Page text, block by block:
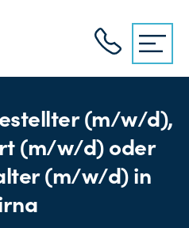
(m/w/d),
(m/w/d) oder
(m/w/d) in